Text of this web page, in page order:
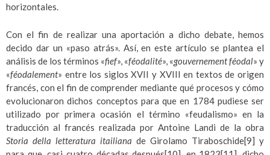
horizontales.
Con el fin de realizar una aportación a dicho debate, hemos
decido dar un «paso atrás». Así, en este artículo se plantea el
análisis de los términos «fief», «féodalité», «gouvernement féodal» y
«féodalement» entre los siglos XVII y XVIII en textos de origen
francés, con el fin de comprender mediante qué procesos y cómo
evolucionaron dichos conceptos para que en 1784 pudiese ser
utilizado por primera ocasión el término «feudalismo» en la
traducción al francés realizada por Antoine Landi de la obra
Storia della letteratura itailiana de Girolamo Tiraboschide[9] y